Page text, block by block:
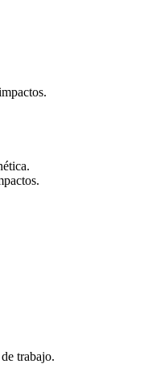
trabajo.